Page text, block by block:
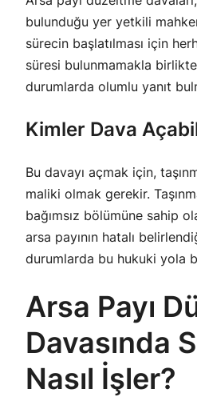
bulunduğu yer yetkili
sürecin başlatılması için
süresi bulunmamakla
durumlarda olumlu yanıt
Kimler Dava
Bu davayı açmak için,
maliki olmak gerekir.
bağımsız bölümüne sahip
arsa payının hatalı
durumlarda bu hukuki yola
Arsa Payı
Davasında
Nasıl İşler?